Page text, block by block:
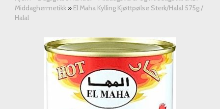
Middaghermetikk » El Maha Kylling Kjøttpølse Sterk/Halal 575g./
Halal